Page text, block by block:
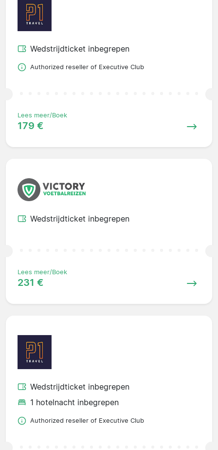
Wedstrijdticket inbegrepen
Authorized reseller of Executive Club
Lees meer/Boek
179 €
Wedstrijdticket inbegrepen
Lees meer/Boek
231 €
Wedstrijdticket inbegrepen
1 hotelnacht inbegrepen
Authorized reseller of Executive Club